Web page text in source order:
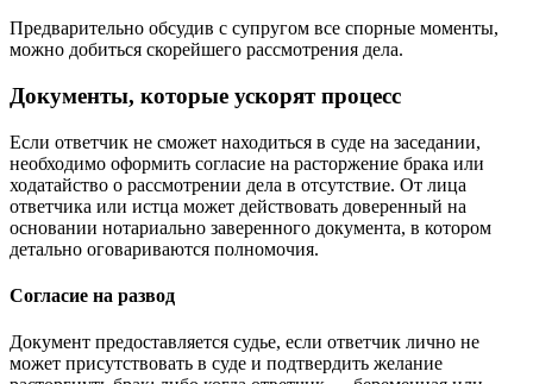
Предварительно обсудив с супругом все спорные моменты,
можно добиться скорейшего рассмотрения дела.
Документы, которые ускорят процесс
Если ответчик не сможет находиться в суде на заседании,
необходимо оформить согласие на расторжение брака или
ходатайство о рассмотрении дела в отсутствие. От лица
ответчика или истца может действовать доверенный на
основании нотариально заверенного документа, в котором
детально оговариваются полномочия.
Согласие на развод
Документ предоставляется судье, если ответчик лично не
может присутствовать в суде и подтвердить желание